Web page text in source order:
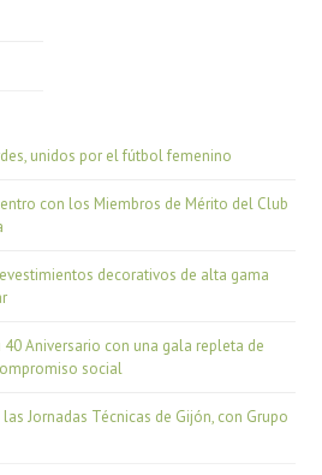
unidos por el fútbol femenino
con los Miembros de Mérito del Club
decorativos de alta gama
Aniversario con una gala repleta de
social
Jornadas Técnicas de Gijón, con Grupo